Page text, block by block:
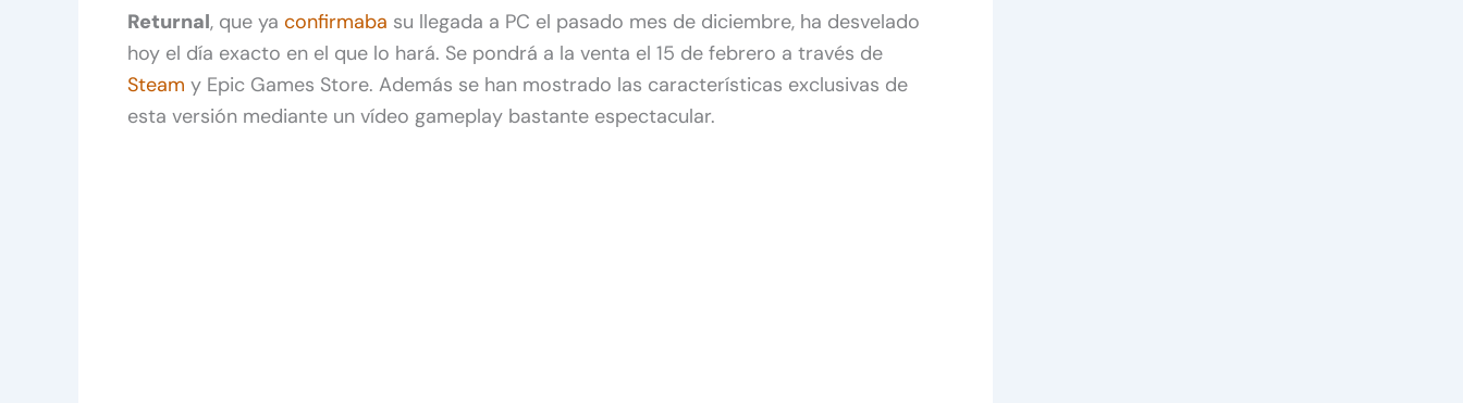
Returnal, que ya confirmaba su llegada a PC el pasado mes de diciembre, ha desvelado
hoy el día exacto en el que lo hará. Se pondrá a la venta el 15 de febrero a través de
Steam y Epic Games Store. Además se han mostrado las características exclusivas de
esta versión mediante un vídeo gameplay bastante espectacular.